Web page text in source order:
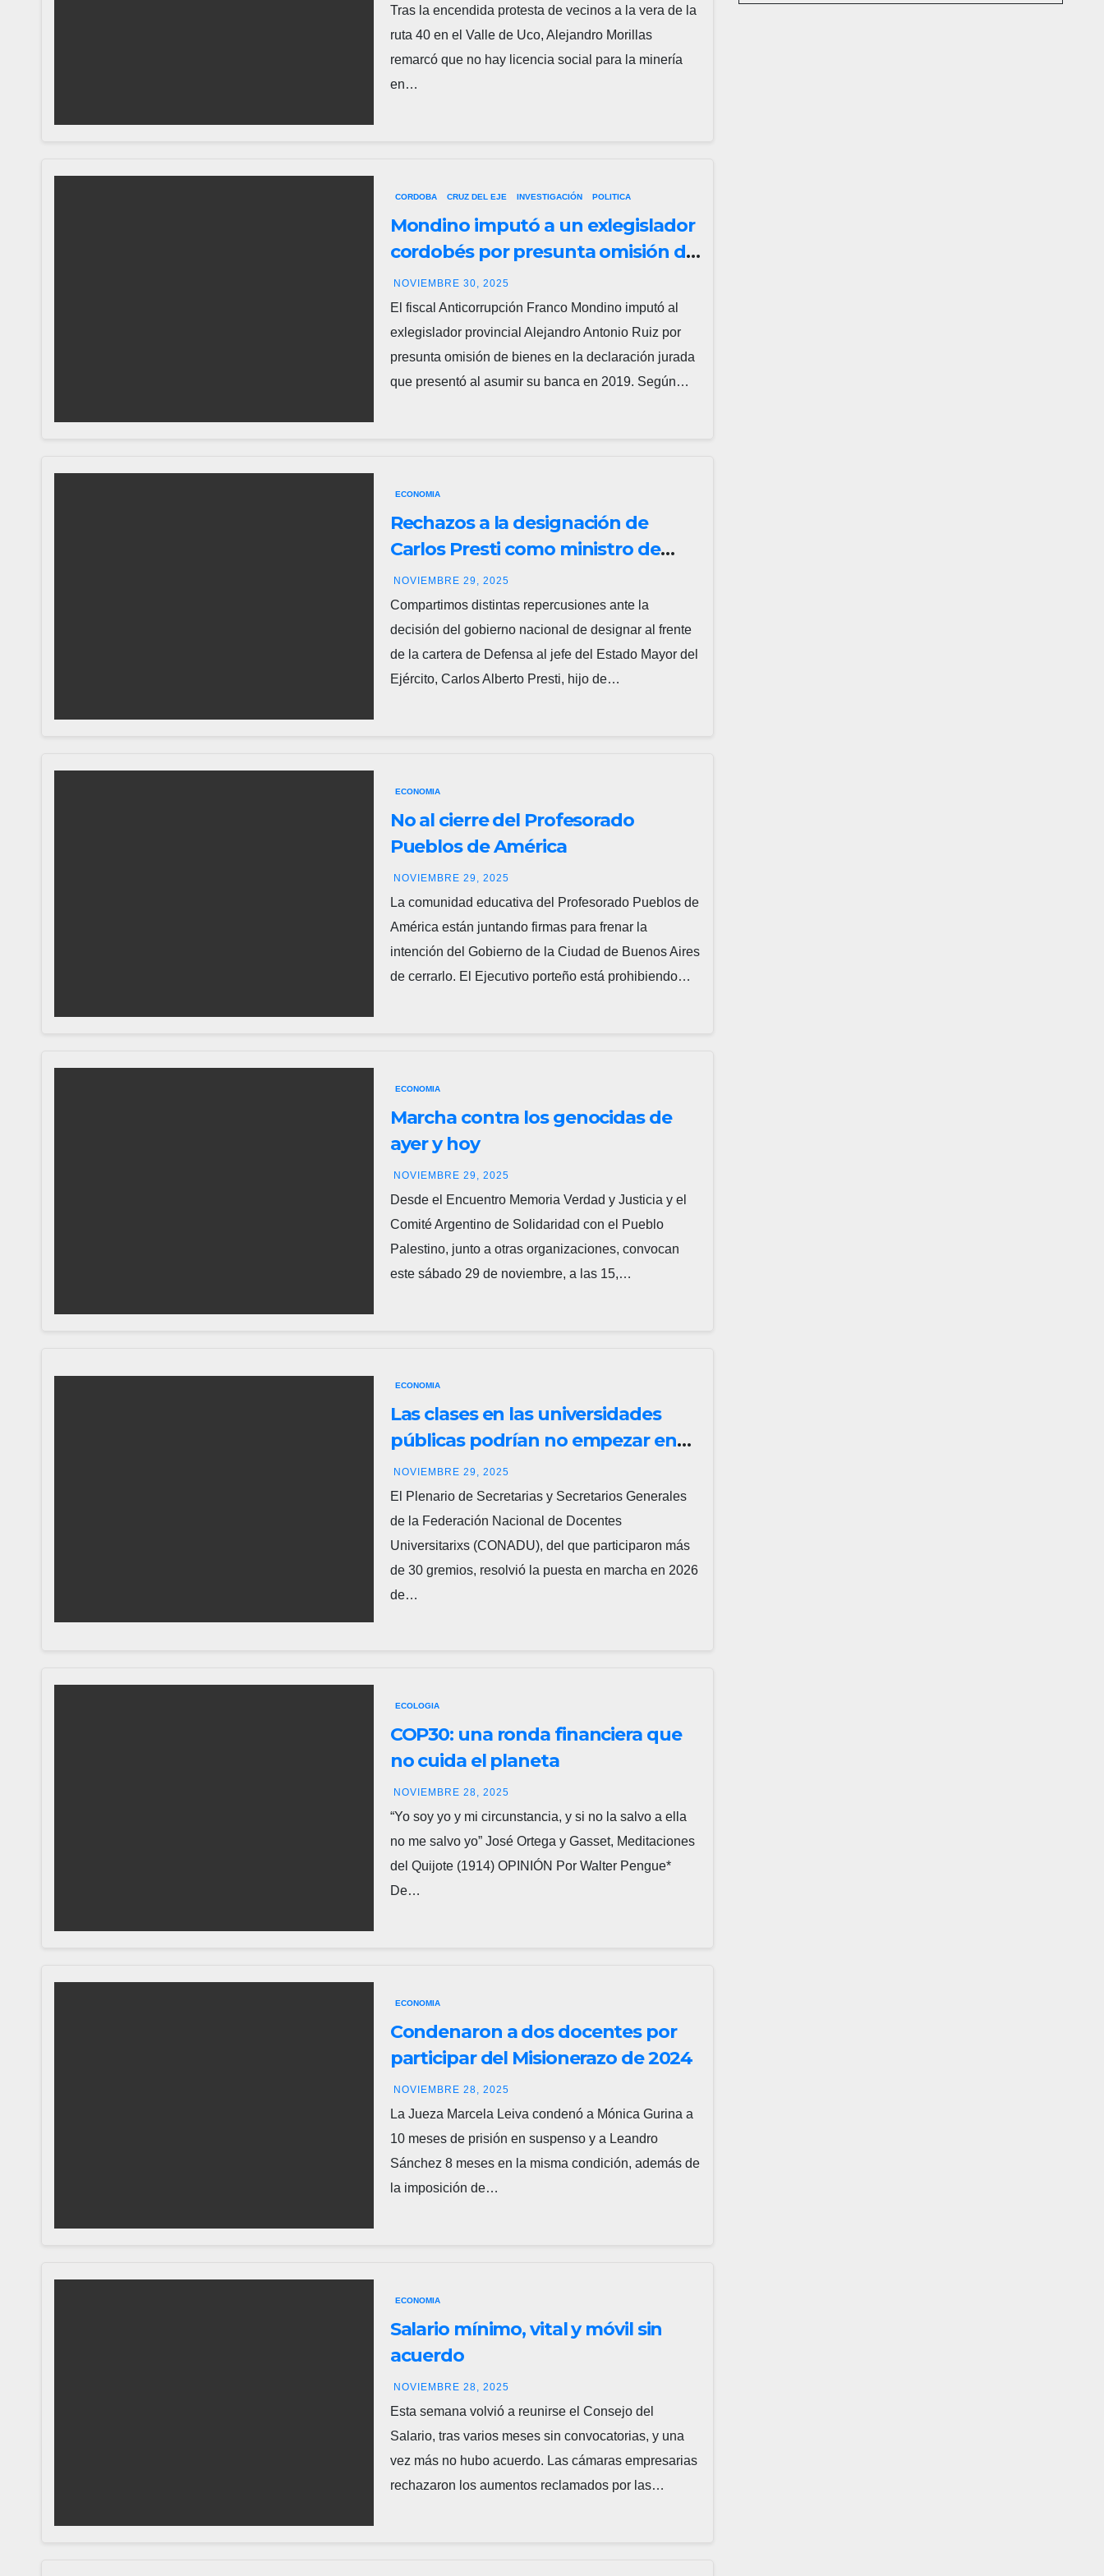
contra San Jorge
Tras la encendida protesta de vecinos a la vera de la
ruta 40 en el Valle de Uco, Alejandro Morillas
remarcó que no hay licencia social para la minería
en…
CORDOBA CRUZ DEL EJE INVESTIGACIÓN POLITICA
Mondino imputó a un exlegislador
cordobés por presunta omisión de
inmuebles en su declaración
jurada
NOVIEMBRE 30, 2025
El fiscal Anticorrupción Franco Mondino imputó al
exlegislador provincial Alejandro Antonio Ruiz por
presunta omisión de bienes en la declaración jurada
que presentó al asumir su banca en 2019. Según…
ECONOMIA
Rechazos a la designación de
Carlos Presti como ministro de
Defensa
NOVIEMBRE 29, 2025
Compartimos distintas repercusiones ante la
decisión del gobierno nacional de designar al frente
de la cartera de Defensa al jefe del Estado Mayor del
Ejército, Carlos Alberto Presti, hijo de…
ECONOMIA
No al cierre del Profesorado
Pueblos de América
NOVIEMBRE 29, 2025
La comunidad educativa del Profesorado Pueblos de
América están juntando firmas para frenar la
intención del Gobierno de la Ciudad de Buenos Aires
de cerrarlo. El Ejecutivo porteño está prohibiendo…
ECONOMIA
Marcha contra los genocidas de
ayer y hoy
NOVIEMBRE 29, 2025
Desde el Encuentro Memoria Verdad y Justicia y el
Comité Argentino de Solidaridad con el Pueblo
Palestino, junto a otras organizaciones, convocan
este sábado 29 de noviembre, a las 15,…
ECONOMIA
Las clases en las universidades
públicas podrían no empezar en
2026
NOVIEMBRE 29, 2025
El Plenario de Secretarias y Secretarios Generales
de la Federación Nacional de Docentes
Universitarixs (CONADU), del que participaron más
de 30 gremios, resolvió la puesta en marcha en 2026
de…
ECOLOGIA
COP30: una ronda financiera que
no cuida el planeta
NOVIEMBRE 28, 2025
“Yo soy yo y mi circunstancia, y si no la salvo a ella
no me salvo yo” José Ortega y Gasset, Meditaciones
del Quijote (1914) OPINIÓN Por Walter Pengue*
De…
ECONOMIA
Condenaron a dos docentes por
participar del Misionerazo de 2024
NOVIEMBRE 28, 2025
La Jueza Marcela Leiva condenó a Mónica Gurina a
10 meses de prisión en suspenso y a Leandro
Sánchez 8 meses en la misma condición, además de
la imposición de…
ECONOMIA
Salario mínimo, vital y móvil sin
acuerdo
NOVIEMBRE 28, 2025
Esta semana volvió a reunirse el Consejo del
Salario, tras varios meses sin convocatorias, y una
vez más no hubo acuerdo. Las cámaras empresarias
rechazaron los aumentos reclamados por las…